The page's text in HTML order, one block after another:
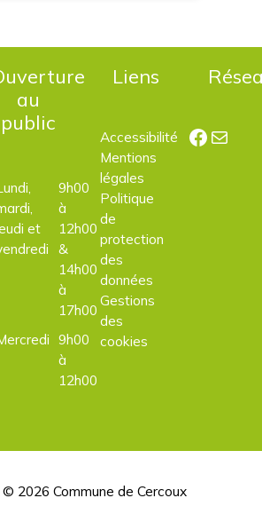
au
public
et
9h00
à
12h00
&
14h00
à
17h00
9h00
à
12h00
Liens
Accessibilité
Mentions
légales
Politique
de
protection
des
données
Gestions
des
cookies
E-mail
© 2026 Commune de Cercoux